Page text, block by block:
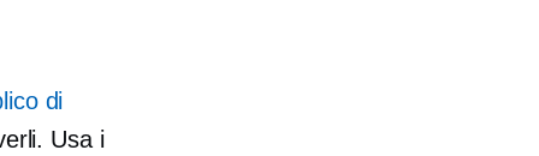
di
Usa i